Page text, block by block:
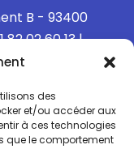
des
et/ou accéder aux
à ces technologies
que le comportement
B - 93400
82 02 60 13 |
65 40